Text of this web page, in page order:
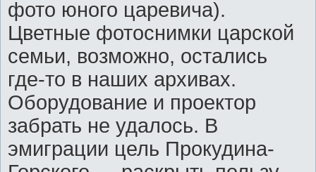
фото юного царевича).
Цветные фотоснимки царской
семьи, возможно, остались
где-то в наших архивах.
Оборудование и проектор
забрать не удалось. В
эмиграции цель Прокудина-